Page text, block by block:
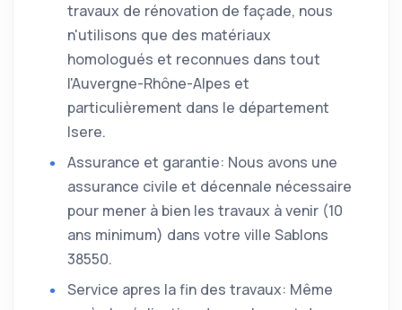
travaux de rénovation de façade, nous
n'utilisons que des matériaux
homologués et reconnues dans tout
l'Auvergne-Rhône-Alpes et
particulièrement dans le département
Isere.
Assurance et garantie: Nous avons une
assurance civile et décennale nécessaire
pour mener à bien les travaux à venir (10
ans minimum) dans votre ville Sablons
38550.
Service apres la fin des travaux: Même